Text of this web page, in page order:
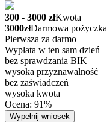
300 - 3000 złKwota
3000złDarmowa pożyczka
Pierwsza za darmo
Wypłata w ten sam dzień
bez sprawdzania BIK
wysoka przyznawalność
bez zaświadczeń
wysoka kwota
Ocena: 91%
Wypełnij wniosek